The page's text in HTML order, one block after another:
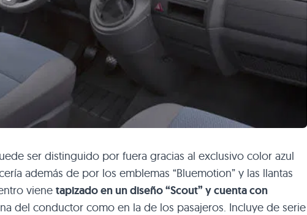
ser distinguido por fuera gracias al exclusivo color azul
además de por los emblemas “Bluemotion” y las llantas
viene tapizado en un diseño “Scout” y cuenta con
del conductor como en la de los pasajeros. Incluye de serie